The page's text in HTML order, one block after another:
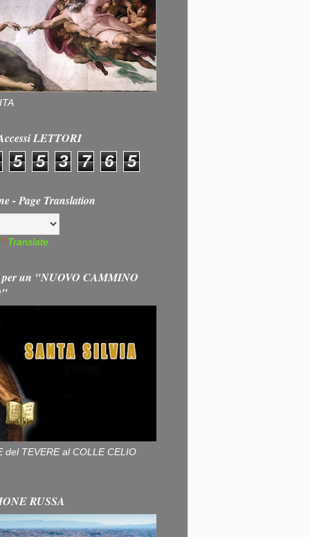
LETTORI
5 5 3 7 6 5
- Page Translation
Translate
per un "NUOVO CAMMINO
del TEVERE al COLLE CELIO
RUSSA